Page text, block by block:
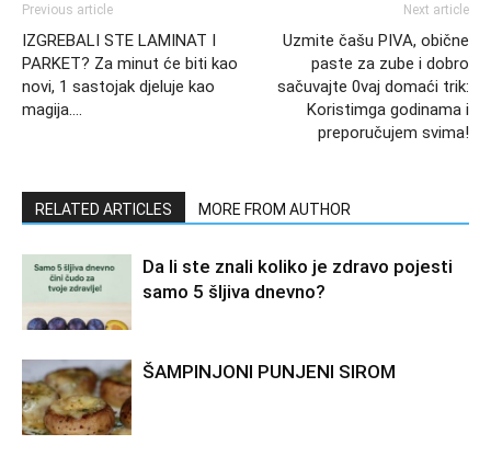
Previous article
IZGREBALI STE LAMINAT I
PARKET? Za minut će biti kao
novi, 1 sastojak djeluje kao
magija….
Next article
Uzmite čašu PIVA, obične
paste za zube i dobro
sačuvajte 0vaj domaći trik:
Koristimga godinama i
preporučujem svima!
RELATED ARTICLES MORE FROM AUTHOR
Da li ste znali koliko je zdravo pojesti
samo 5 šljiva dnevno?
ŠAMPINJONI PUNJENI SIROM